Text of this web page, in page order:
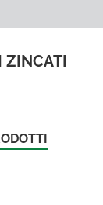
ZINCATI